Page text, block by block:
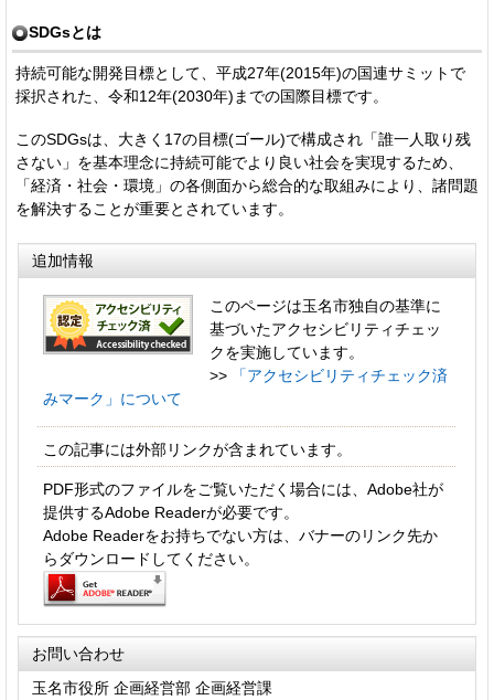
SDGsとは
持続可能な開発目標として、平成27年(2015年)の国連サミットで
採択された、令和12年(2030年)までの国際目標です。
このSDGsは、大きく17の目標(ゴール)で構成され「誰一人取り残
さない」を基本理念に持続可能でより良い社会を実現するため、
「経済・社会・環境」の各側面から総合的な取組みにより、諸問題
を解決することが重要とされています。
追加情報
このページは玉名市独自の基準に
基づいたアクセシビリティチェッ
クを実施しています。
>>
「アクセシビリティチェック済
みマーク」について
この記事には外部リンクが含まれています。
PDF形式のファイルをご覧いただく場合には、Adobe社が
提供するAdobe Readerが必要です。
Adobe Readerをお持ちでない方は、バナーのリンク先か
らダウンロードしてください。
お問い合わせ
玉名市役所 企画経営部 企画経営課